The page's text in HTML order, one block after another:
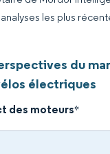
les plus
du
électriques
des moteurs*